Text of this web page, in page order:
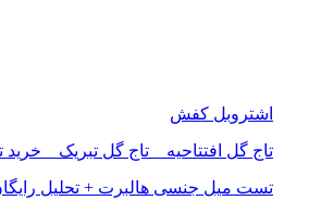
اشتروبل کفش
تاج گل افتتاحیه _ تاج گل تبریک _
تست میل جنسی هالبرت + تحلیل